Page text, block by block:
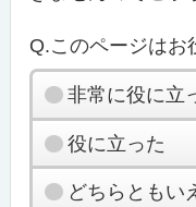
Q.このページはお
非常に役に立
役に立った
どちらともい